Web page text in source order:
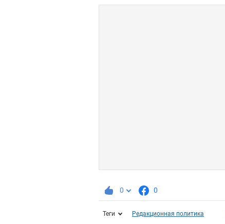
0 0
Теги Редакционная политика